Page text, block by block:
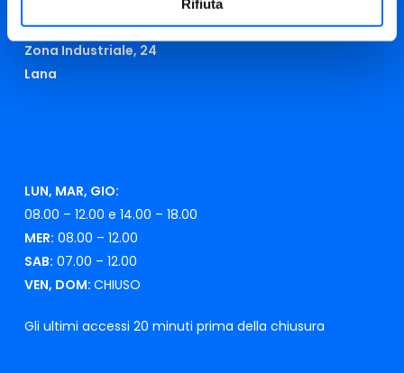
Rifiuta
CENTRO DI RICICLAGGIO
Zona Industriale, 24
Lana
LUN, MAR, GIO:
08.00 – 12.00 e 14.00 – 18.00
MER: 08.00 – 12.00
SAB: 07.00 – 12.00
VEN, DOM: CHIUSO
Gli ultimi accessi 20 minuti prima della chiusura